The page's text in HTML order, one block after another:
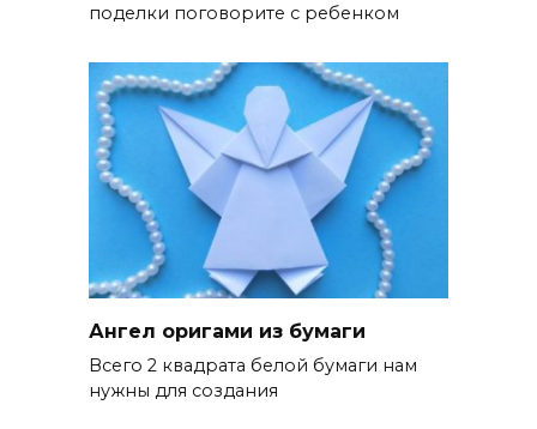
поделки поговорите с ребенком
Ангел оригами из бумаги
Всего 2 квадрата белой бумаги нам
нужны для создания